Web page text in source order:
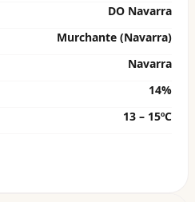
DO Navarra
Murchante (Navarra)
Navarra
14%
13 – 15ºC